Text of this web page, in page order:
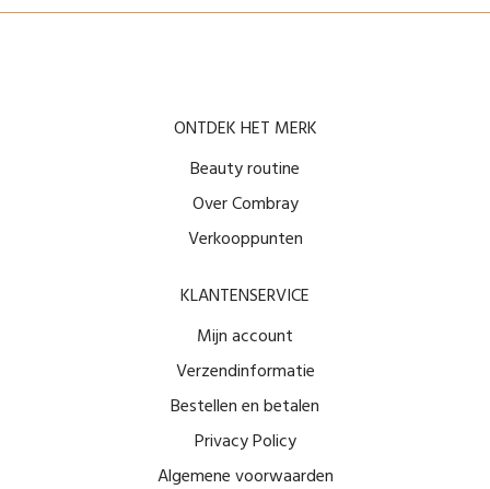
ONTDEK HET MERK
Beauty routine
Over Combray
Verkooppunten
KLANTENSERVICE
Mijn account
Verzendinformatie
Bestellen en betalen
Privacy Policy
Algemene voorwaarden